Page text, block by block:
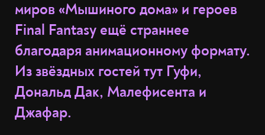
миров «Мышиного дома» и героев
Final Fantasy ещё страннее
благодаря анимационному формату.
Из звёздных гостей тут Гуфи,
Дональд Дак, Малефисента и
Джафар.